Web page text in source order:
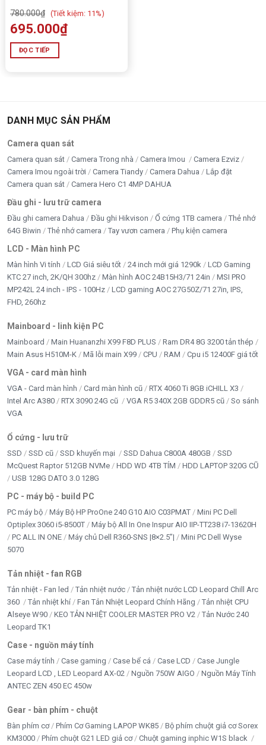
phí
Thẻ nhớMicroSD đến 512GB
Chuẩn nén H.265
→ tiết kiệm bộ nhớ.
Imou IPC-S2EP-5R1S Hỗ trợ
NVR.
5MP ( IPC-S2EP-5R1S)
THÔNG SỐ
CHI TIẾT
Độ phân giải
Ống kính
3.6mm
Góc quay
0°–355° ngang, -5°–80° dọc
Chuẩn nén
Lưu trữ
MicroSD ≤ 512GB, NVR, Cloud
Kết nối
Wi-Fi 2.4/5GHz, Wi-Fi 6, Ethernet
Nguồn
Tính năng AI
Nhận diện người, thú cưng, âm thanh
bất thường
Quan sát ban
Loa kép, đàm thoại 2 chiều
Ứng dụng
Imou Life (iOS/Android)
Câu hỏi thường gặp về Camera Wifi IMOU
Ranger 2 Pro 5MP
1. Ranger 2 pro
5MP (3K) cho hình ảnh chi tiết gấp 1.5 lần, phù hợp
giám sát không gian rộng, cần zoom kỹ.
2. Camera Wifi IMOURanger 2 Pro 5MP có Wi-Fi 6
không?
Có. Camera hỗ trợ Wi-Fi 6 băng tần kép, ổn định và tốc
độ cao.
3. Camera Wifi IMOU Ranger 2 Pro 5MP có lưu
được 30 ngày không?
Có. Với thẻ nhớ 512GB + nén H.265, có thể lưu liên tục
tới 32 ngày.
780.000₫ (Tiết kiệm: 11%)
695.000₫
ĐỌC TIẾP
DANH MỤC SẢN PHẨM
Camera quan sát
Camera quan sát Camera Trong nhà Camera Imou
Camera Ezviz
Camera Imou ngoài trời
Camera Tiandy Camera Dahua
Lắp đặt
Camera quan sát
Camera Hero C1 4MP DAHUA
Đầu ghi - lưu trữ camera
Đầu ghi camera Dahua Đầu ghi Hikvison Ổ cứng 1TB camera
Thẻ nhớ
64G Biwin
Thẻ nhớ camera Tay vươn camera Phụ kiện camera
LCD - Màn hình PC
Màn hình Vi tính LCD Giá siêu tốt 24 inch mới giá 1290k
LCD Gaming
KTC 27 inch, 2K/QH 300hz
Màn hình AOC 24B15H3/71 24in
MSI PRO
MP242L 24 inch - IPS - 100Hz
LCD gaming AOC 27G50Z/71 27in, IPS,
FHD, 260hz
Mainboard - linh kiện PC
Mainboard Main Huananzhi X99 F8D PLUS
Ram DR4 8G 3200 tản thép
Main Asus H510M-K
Mã lỗi main X99 CPU RAM Cpu i5 12400F giá tốt
VGA - card màn hình
VGA - Card màn hình Card màn hình cũ
RTX 4060 Ti 8GB iCHILL X3
Intel Arc A380
RTX 3090 24G cũ VGA R5 340X 2GB GDDR5 cũ
So sánh
VGA
Ổ cứng - lưu trữ
SSD SSD cũ SSD khuyến mại SSD Dahua C800A 480GB
SSD
McQuest Raptor 512GB NVMe
HDD WD 4TB TÍM
HDD LAPTOP 320G CŨ
USB 128G DATO 3.0 128G
PC - máy bộ - build PC
PC máy bộ Máy Bộ HP ProOne 240 G10 AIO C03PMAT
Mini PC Dell
Optiplex 3060 i5-8500T
Máy bộ All In One Inspur AIO IIP-TT238 i7-13620H
PC ALL IN ONE
Máy chủ Dell R360-SNS |8×2.5”|
Mini PC Dell Wyse
5070
Tản nhiệt - fan RGB
Tản nhiệt - Fan led Tản nhiệt nước
Tản nhiệt nước LCD Leopard Chill Arc
360
Tản nhiệt khí Fan Tản Nhiệt Leopard Chính Hãng
Tản nhiệt CPU
Alseye W90
KEO TẢN NHIỆT COOLER MASTER PRO V2
Tản Nước 240
Leopard TK1
Case - nguồn máy tính
Case máy tính Case gaming Case bể cá Case LCD
Case Jungle
Leopard LCD , LED Leopard AX-02
Nguồn 750W AIGO
Nguồn Máy Tính
ANTEC ZEN 450 EC 450w
Gear - bàn phím - chuột
Bàn phím cơ Phím Cơ Gaming LAPOP WK85
Bộ phím chuột giả cơ Sorex
KM3000
Phím chuột G21 LED giả cơ
Chuột gaming inphic W1S black